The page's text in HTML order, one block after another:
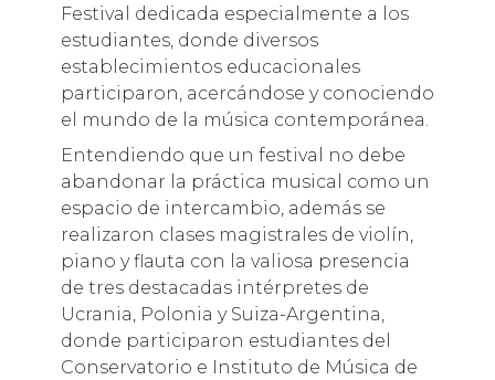
Festival dedicada especialmente a los
estudiantes, donde diversos
establecimientos educacionales
participaron, acercándose y conociendo
el mundo de la música contemporánea.
Entendiendo que un festival no debe
abandonar la práctica musical como un
espacio de intercambio, además se
realizaron clases magistrales de violín,
piano y flauta con la valiosa presencia
de tres destacadas intérpretes de
Ucrania, Polonia y Suiza-Argentina,
donde participaron estudiantes del
Conservatorio e Instituto de Música de